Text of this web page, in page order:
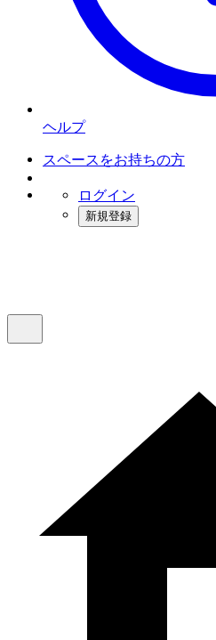
ヘルプ
スペースをお持ちの方
ログイン
新規登録